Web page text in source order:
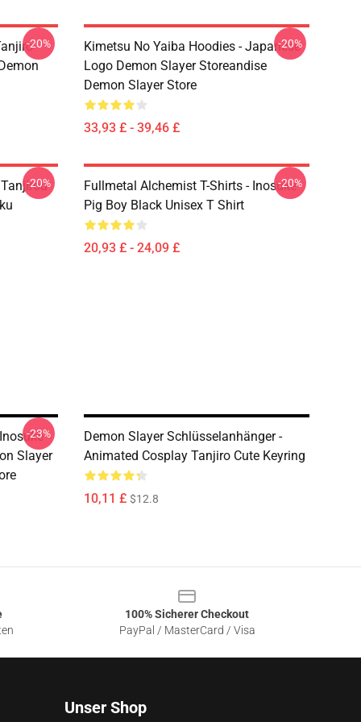
-20%
Kimetsu No Yaiba Hoodies - Japanese
Logo Demon Slayer Storeandise
Demon Slayer Store
33,93 £ - 39,46 £
-20%
-20%
Fullmetal Alchemist T-Shirts - Inosuke
Pig Boy Black Unisex T Shirt
20,93 £ - 24,09 £
-20%
Slayer
-23%
Demon Slayer Schlüsselanhänger -
Animated Cosplay Tanjiro Cute Keyring
10,11 £ $12.8
100% Sicherer Checkout
PayPal / MasterCard / Visa
Unser Shop